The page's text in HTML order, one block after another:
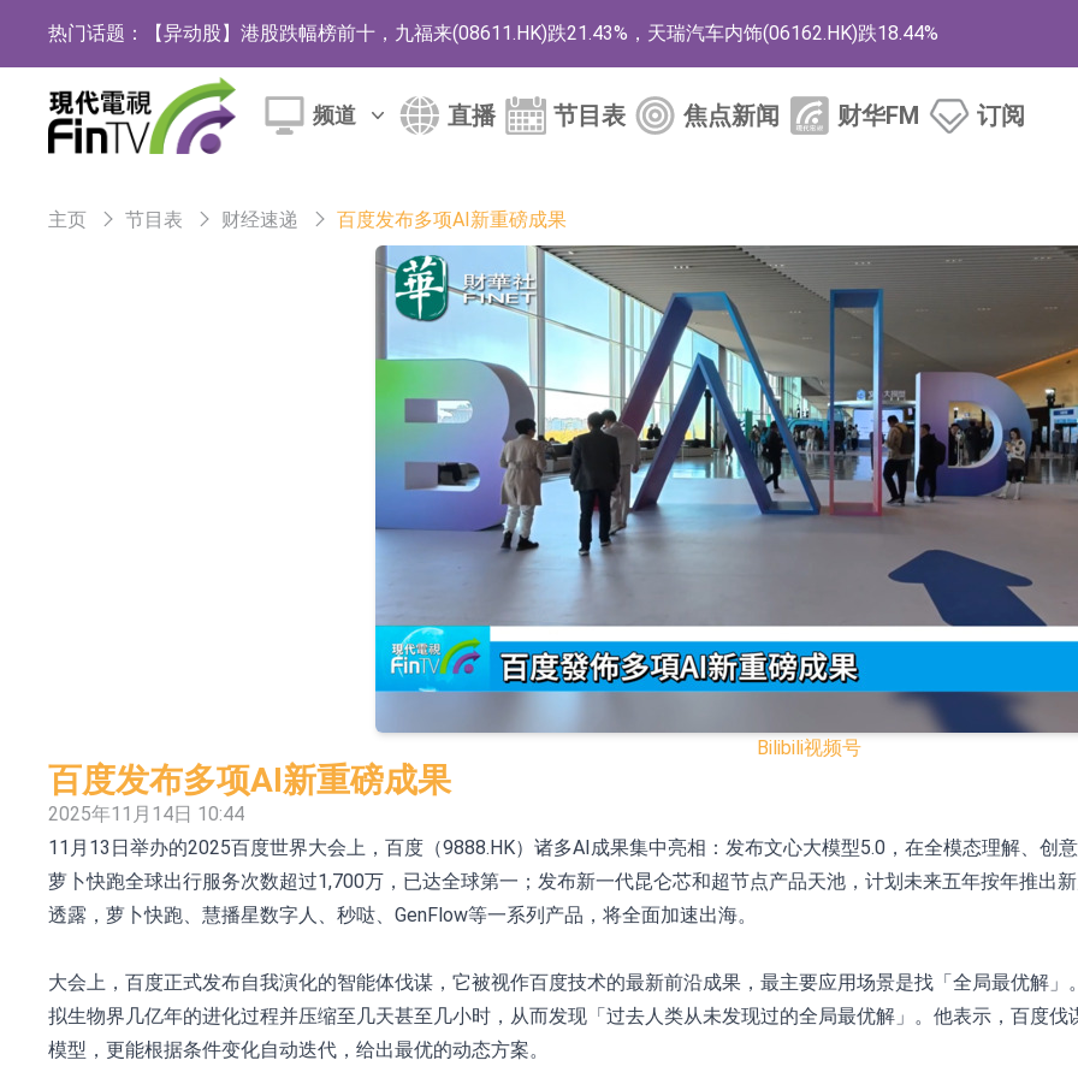
热门话题： 【异动股】港股跌幅榜前十，九福来(08611.HK)跌21.43%，天瑞汽车内饰(06162.HK)跌18.44%
【异动股】港股涨幅榜前十，佳明集团控股(01271.HK)涨+78.22%，拿森科技(02261.HK)涨+64.11%
斯迪克：公司为国内折叠屏核心功能材料供应商
聚辰股份：公司VPD芯片已顺利通过目标客户的测试认证
上期所：7月份对11个实际控制关系账户组采取限制开仓的监管措施
特发服务：成功中标哔哩哔哩上海滨江总部物业服务项目
亚太股份：公司是零跑汽车和Stellantis集团的供应商
理工雷科面向边缘AI场景推出"山海"系列智算模组 系列产品基于国产CPU与GPU构建
【异动股】医疗研发外包板块拉升，博腾股份(300363.CN)涨20.02%
依米康：海外交付以东南亚、中东市场为主 并已取得欧美相关认证
上交所：财通多策略福鑫定期开放灵活配置混合型发起式证券投资基金临时停牌
上交所：景顺长城全球半导体芯片产业股票型证券投资基金临时停牌
【异动股】港股跌幅榜前十，卡森国际(00496.HK)跌22.40%，九福来(08611.HK)跌21.01%
【异动股】港股涨幅榜前十，拿森科技(02261.HK)涨+75.05%，辰兴发展(02286.HK)涨+64.91%
神火股份：新疆神火铝水转化率已100%
【异动股】焦炭Ⅲ板块下挫，陕西黑猫(601015.CN)跌8.38%
浙江证监局对财通证券股份有限公司采取出具警示函措施
频道 直播 节目表 焦点新闻 财华FM 订阅
主页 节目表 财经速递 百度发布多项AI新重磅成果
Bilibili视频号
百度发布多项AI新重磅成果
2025年11月14日 10:44
11月13日举办的2025百度世界大会上，百度（9888.HK）诸多AI成果集中亮相：发布文心大模型5.0，在全模态理解、创
萝卜快跑全球出行服务次数超过1,700万，已达全球第一；发布新一代昆仑芯和超节点产品天池，计划未来五年按年推出
透露，萝卜快跑、慧播星数字人、秒哒、GenFlow等一系列产品，将全面加速出海。
大会上，百度正式发布自我演化的智能体伐谋，它被视作百度技术的最新前沿成果，最主要应用场景是找「全局最优解
拟生物界几亿年的进化过程并压缩至几天甚至几小时，从而发现「过去人类从未发现过的全局最优解」。他表示，百度
模型，更能根据条件变化自动迭代，给出最优的动态方案。